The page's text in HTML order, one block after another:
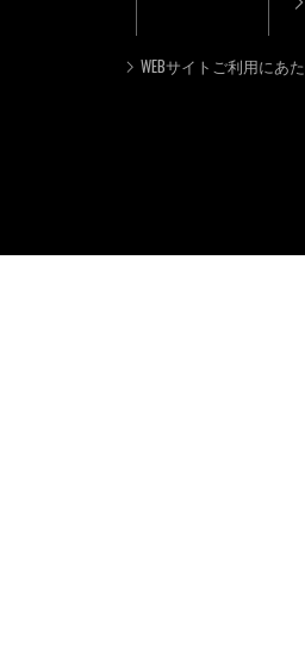
WEBサイトご利用にあ